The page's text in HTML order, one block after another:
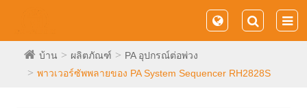
บ้าน ผลิตภัณฑ์
PA อุปกรณ์ต่อพ่วง
พาวเวอร์ซัพพลายของ PA System Sequencer RH2828S